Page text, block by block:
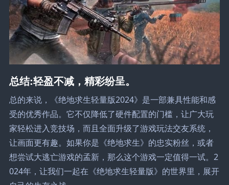
总结:轻盈不减，精彩纷呈。
总的来说，《绝地求生轻量版2024》是一部兼具性能和感
受的优秀作品。它不仅降低了硬件配置的门槛，让广大玩
家轻松进入竞技场，而且全面升级了游戏玩法交友系统，
让画面更有趣。如果你是《绝地求生》的忠实粉丝，或者
想尝试大逃亡游戏的孟新，那么这个游戏一定值得一试。2
024年，让我们一起在《绝地求生轻量版》的世界里，展开